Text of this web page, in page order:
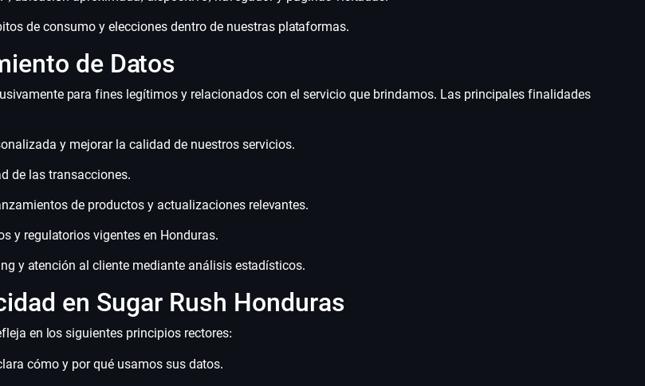
de consumo y elecciones dentro de nuestras plataformas.
de Datos
para fines legítimos y relacionados con el servicio que brindamos. Las principales finalidades
y mejorar la calidad de nuestros servicios.
de las transacciones.
de productos y actualizaciones relevantes.
y regulatorios vigentes en Honduras.
y atención al cliente mediante análisis estadísticos.
en Sugar Rush Honduras
en los siguientes principios rectores:
cómo y por qué usamos sus datos.